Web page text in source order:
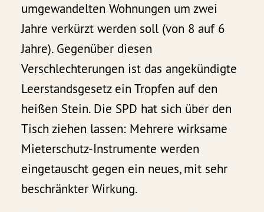
umgewandelten Wohnungen um zwei
Jahre verkürzt werden soll (von 8 auf 6
Jahre). Gegenüber diesen
Verschlechterungen ist das angekündigte
Leerstandsgesetz ein Tropfen auf den
heißen Stein. Die SPD hat sich über den
Tisch ziehen lassen: Mehrere wirksame
Mieterschutz-Instrumente werden
eingetauscht gegen ein neues, mit sehr
beschränkter Wirkung.